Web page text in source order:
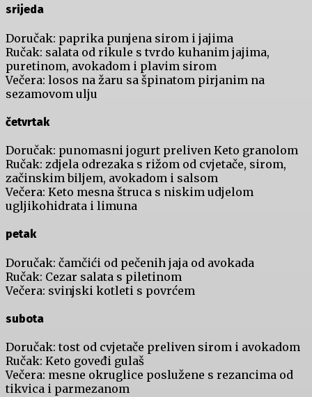
srijeda
Doručak: paprika punjena sirom i jajima
Ručak: salata od rikule s tvrdo kuhanim jajima,
puretinom, avokadom i plavim sirom
Večera: losos na žaru sa špinatom pirjanim na
sezamovom ulju
četvrtak
Doručak: punomasni jogurt preliven Keto granolom
Ručak: zdjela odrezaka s rižom od cvjetače, sirom,
začinskim biljem, avokadom i salsom
Večera: Keto mesna štruca s niskim udjelom
ugljikohidrata i limuna
petak
Doručak: čamčići od pečenih jaja od avokada
Ručak: Cezar salata s piletinom
Večera: svinjski kotleti s povrćem
subota
Doručak: tost od cvjetače preliven sirom i avokadom
Ručak: Keto goveđi gulaš
Večera: mesne okruglice poslužene s rezancima od
tikvica i parmezanom